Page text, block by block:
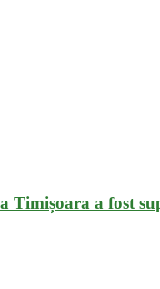
Timișoara a fost